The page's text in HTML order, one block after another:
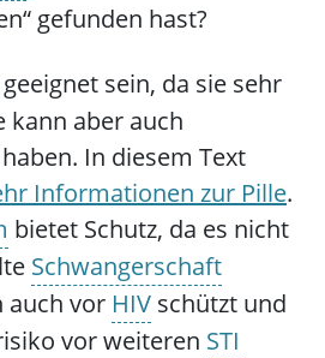
gefunden hast?
sein, da sie sehr
kann aber auch
In diesem Text
Informationen zur Pille.
bietet Schutz, da es nicht
Schwangerschaft
auch vor HIV schützt und
vor weiteren STI